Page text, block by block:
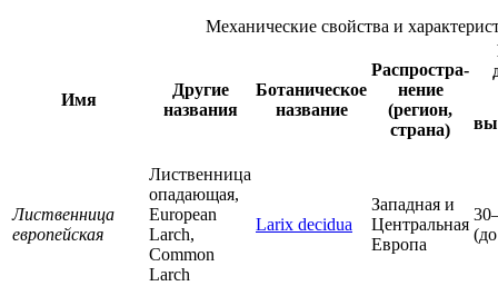
Механические свойства и
Имя
Другие
названия
Ботаническое
название
Распростра­­
нение
(регион,
страна)
Лиственница
европейская
Лиственница
опадающая,
European
Larch,
Common
Larch
Larix decidua
Западная и
Центральная
Европа